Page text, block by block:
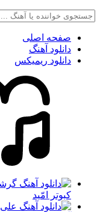
صفحه اصلی
دانلود آهنگ
دانلود ریمیکس
کبوتر امّید